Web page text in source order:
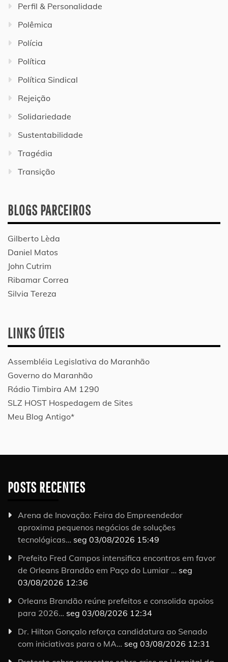
Perfil & Personalidade
Polêmica
Polícia
Política
Política Sindical
Rejeição
Solidariedade
Sustentabilidade
Tragédia
Transição
BLOGS PARCEIROS
Gilberto Lèda
Daniel Matos
John Cutrim
Ribamar Correa
Silvia Tereza
LINKS ÚTEIS
Assembléia Legislativa do Maranhão
Governo do Maranhão
Rádio Timbira AM 1290
SLZ HOST Hospedagem de Sites
Meu Blog Antigo*
POSTS RECENTES
Arena de Inovação: Feira do Empreendedor
aproxima pequenos negócios de soluções
tecnológicas… seg 03/08/2026 15:49
Prefeito Fred Campos intensifica encontros em favor
de Orleans Brandão em Paço do Lumiar … seg
03/08/2026 12:36
Orleans Brandão reúne prefeitos e consolida apoios
para 2026… seg 03/08/2026 12:34
Dr. Hilton Gonçalo reforça candidatura ao Senado
com iniciativas para o MA… seg 03/08/2026 12:31